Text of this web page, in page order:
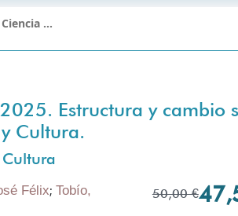
…
Estructura y cambio
Cultura.
Félix; Tobío,
50,00 €